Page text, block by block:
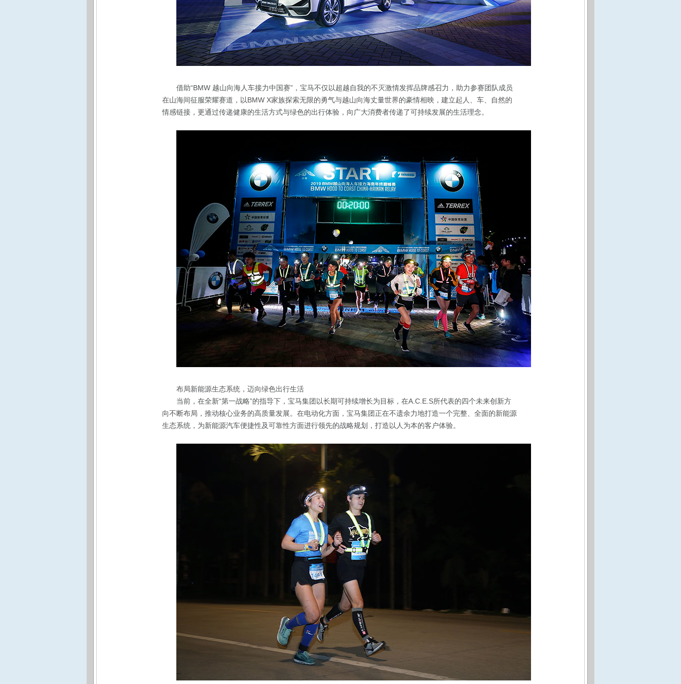
借助“BMW 越山向海人车接力中国赛”，宝马不仅以超越自我的不灭激情发挥品牌感召力，助力参赛团队成员
在山海间征服荣耀赛道，以BMW X家族探索无限的勇气与越山向海丈量世界的豪情相映，建立起人、车、自然的
情感链接，更通过传递健康的生活方式与绿色的出行体验，向广大消费者传递了可持续发展的生活理念。
布局新能源生态系统，迈向绿色出行生活
当前，在全新“第一战略”的指导下，宝马集团以长期可持续增长为目标，在A.C.E.S所代表的四个未来创新方
向不断布局，推动核心业务的高质量发展。在电动化方面，宝马集团正在不遗余力地打造一个完整、全面的新能源
生态系统，为新能源汽车便捷性及可靠性方面进行领先的战略规划，打造以人为本的客户体验。